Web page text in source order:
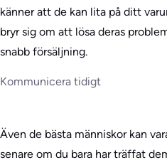
känner att de kan lita på ditt
bryr sig om att lösa deras
snabb försäljning.
Kommunicera tidigt
Även de bästa människor kan
senare om du bara har träffat